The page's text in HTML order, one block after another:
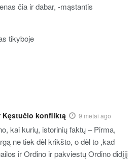
čia ir dabar, -mąstantis
tikyboje
Kęstučio konfliktą 9 metai ago
kai kurių, istorinių faktų – Pirma,
ne tiek dėl krikšto, o dėl to ,kad
ir Ordino ir pakviestų Ordino didįjį